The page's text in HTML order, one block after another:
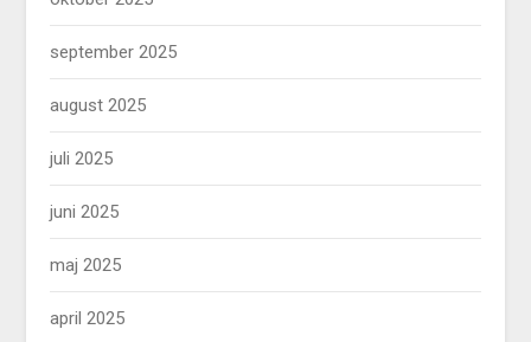
september 2025
august 2025
juli 2025
juni 2025
maj 2025
april 2025